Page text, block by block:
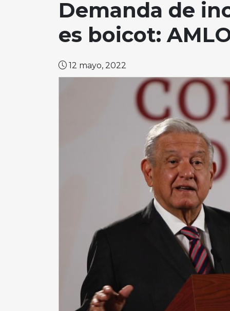
Demanda de
es boicot:
12 mayo, 2022